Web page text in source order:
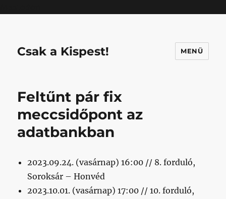
Csak a Kispest! MENÜ
Feltűnt pár fix
meccsidőpont az
adatbankban
2023.09.24. (vasárnap) 16:00 // 8. forduló,
Soroksár – Honvéd
2023.10.01. (vasárnap) 17:00 // 10. forduló,